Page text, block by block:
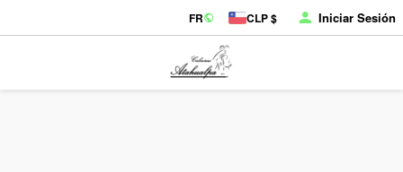
FR CLP $ Iniciar Sesión